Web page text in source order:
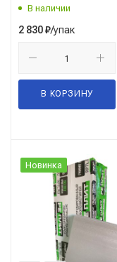
В наличии
2 830₽/упак
В КОРЗИНУ
Новинка